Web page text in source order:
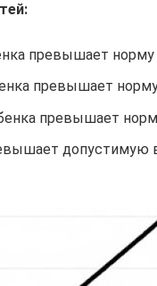
превышает норму
превышает
превышает
допустимую